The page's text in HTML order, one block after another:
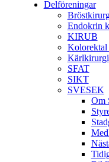
Delföreningar
Endokrin
KIRUB
Kärlkirurgi
SFAT
SIKT
SVESEK
Om